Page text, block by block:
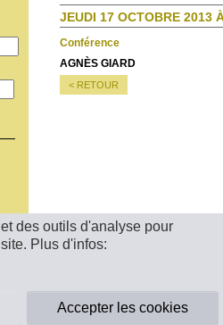
des outils d'analyse pour
Plus d'infos:
Accepter les cookies
JEUDI 17 OCTOBRE 2013
Conférence
AGNÈS GIARD
< RETOUR